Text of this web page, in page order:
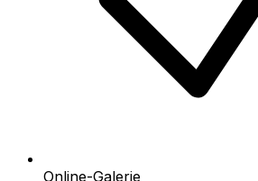
Online-Galerie